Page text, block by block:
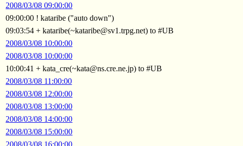
2008/03/08 09:00:00
09:00:00 ! kataribe ("auto down")
09:03:54 + kataribe(~kataribe@sv1.trpg.net) to #UB
2008/03/08 10:00:00
2008/03/08 10:00:00
10:00:41 + kata_cre(~kata@ns.cre.ne.jp) to #UB
2008/03/08 11:00:00
2008/03/08 12:00:00
2008/03/08 13:00:00
2008/03/08 14:00:00
2008/03/08 15:00:00
2008/03/08 16:00:00